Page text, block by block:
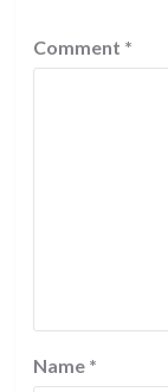
Comment *
Name *